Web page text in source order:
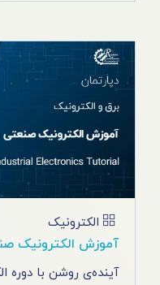
الکترونیک
آموزش الکترونیک
آینده‌ی روشن با دوره